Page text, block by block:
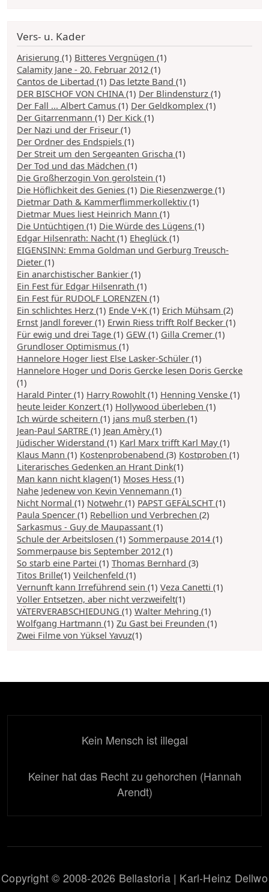
Vers- u. Kader
Arisierung (1) Bitteres Vergnügen (1)
Calamity Jane - 20. Februar 2012 (1)
Cantos de Libertad (1) Das letzte Band (1)
DER BISCHOF VON CHINA(1) Der Blindensturz (1)
Der Fall ... Albert Camus (1) Der Geldkomplex (1)
Der Gitarrenmann (1) Der Kick (1)
Der Nazi und der Friseur (1)
Der Ordner des Endspiels (1)
Der Streit um den Sergeanten Grischa (1)
Der Tod und das Mädchen (1)
Die Großherzogin Von gerolstein (1)
Die Höflichkeit des Genies (1) Die Riesenzwerge (1)
Dietmar Dath & Kammerflimmerkollektiv(1)
Dietmar Mues liest Heinrich Mann (1)
Die Untüchtigen (1) Die Würde des Lügens (1)
Edgar Hilsenrath: Nacht (1) Eheglück (1)
EIGENSINN: Emma Goldman und Gerburg Treusch-
Dieter (1)
Ein anarchistischer Bankier (1)
Ein Fest für Edgar Hilsenrath (1)
Ein Fest für RUDOLF LORENZEN (1)
Ein schlichtes Herz (1) Ende V+K (1) Erich Mühsam (2)
Ernst Jandl forever (1) Erwin Riess trifft Rolf Becker (1)
Für ewig und drei Tage (1) GEW (1) Gilla Cremer (1)
Grundloser Optimismus (1)
Hannelore Hoger liest Else Lasker-Schüler (1)
Hannelore Hoger und Doris Gercke lesen Doris Gercke
(1)
Harald Pinter (1) Harry Rowohlt (1) Henning Venske (1)
heute leider Konzert (1) Hollywood überleben (1)
Ich würde scheitern (1) jans muß sterben (1)
Jean-Paul SARTRE (1) Jean Amèry(1)
Jüdischer Widerstand (1) Karl Marx trifft Karl May(1)
Klaus Mann (1) Kostenprobenabend (3) Kostproben (1)
Literarisches Gedenken an Hrant Dink(1)
Man kann nicht klagen(1) Moses Hess (1)
Nahe Jedenew von Kevin Vennemann (1)
Nicht Normal (1) Notwehr (1) PAPST GEFÄLSCHT (1)
Paula Spencer (1) Rebellion und Verbrechen (2)
Sarkasmus - Guy de Maupassant (1)
Schule der Arbeitslosen (1) Sommerpause 2014 (1)
Sommerpause bis September 2012 (1)
So starb eine Partei (1) Thomas Bernhard (3)
Titos Brille(1) Veilchenfeld (1)
Vernunft kann Irreführend sein (1) Veza Canetti (1)
Voller Entsetzen, aber nicht verzweifelt(1)
VÄTERVERABSCHIEDUNG (1) Walter Mehring (1)
Wolfgang Hartmann (1) Zu Gast bei Freunden (1)
Zwei Filme von Yüksel Yavuz(1)
Kein Mensch ist illegal
Keiner hat das Recht zu gehorchen (Hannah
Arendt)
Copyright © 2008-2026 Bellastoria | Karl-Heinz Dellwo